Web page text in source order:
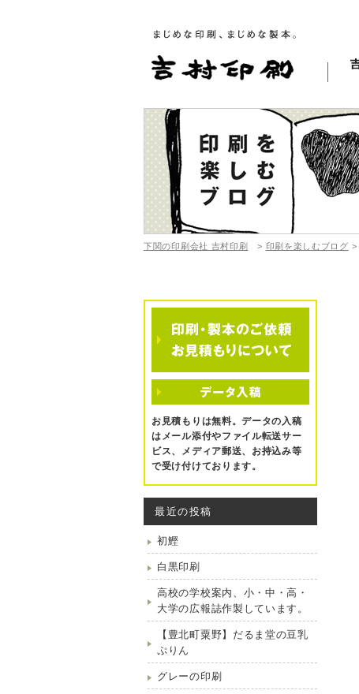
下関の印刷会社 吉村印刷 > 印刷を楽しむブログ >
お見積もりは無料。データの入稿
はメール添付やファイル転送サー
ビス、メディア郵送、お持込み等
で受け付けております。
最近の投稿
初鰹
白黒印刷
高校の学校案内、小・中・高・
大学の広報誌作製しています。
【豊北町粟野】だるま堂の豆乳
ぷりん
グレーの印刷